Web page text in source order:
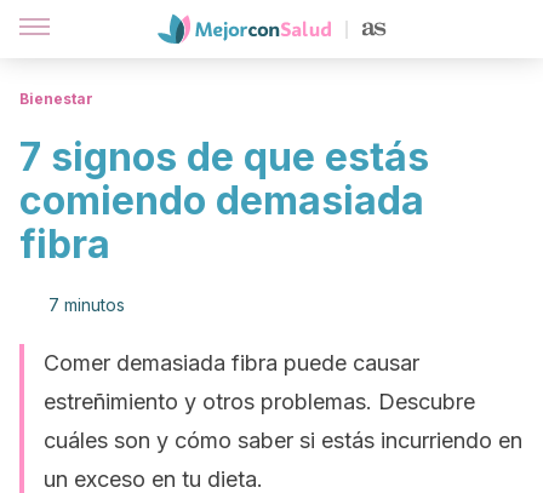
Bienestar
7 signos de que estás
comiendo demasiada
fibra
7 minutos
Comer demasiada fibra puede causar
estreñimiento y otros problemas. Descubre
cuáles son y cómo saber si estás incurriendo en
un exceso en tu dieta.